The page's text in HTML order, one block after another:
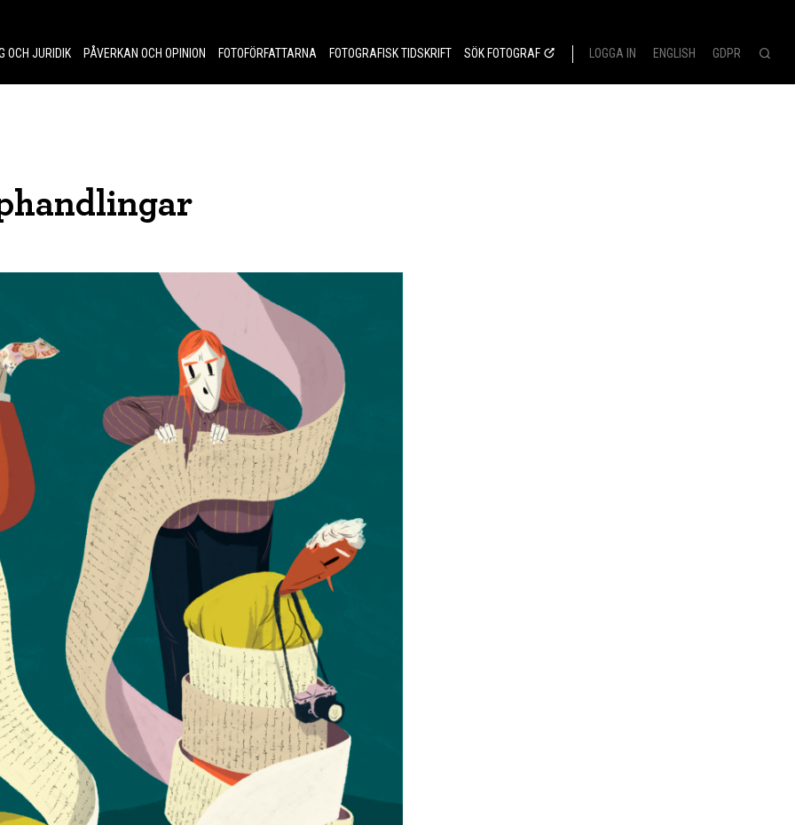
OCH JURIDIK PÅVERKAN OCH OPINION FOTOFÖRFATTARNA FOTOGRAFISK TIDSKRIFT SÖK FOTOGRAF LOGGA IN ENGLISH GDPR